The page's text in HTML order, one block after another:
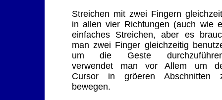
Streichen mit zwei Fingern
in allen vier Richtungen (auch wie
einfaches Streichen, aber es
man zwei Finger gleichzeitig
um die Geste
verwendet man vor Allem um
Cursor in gröeren Abschnitten
bewegen.